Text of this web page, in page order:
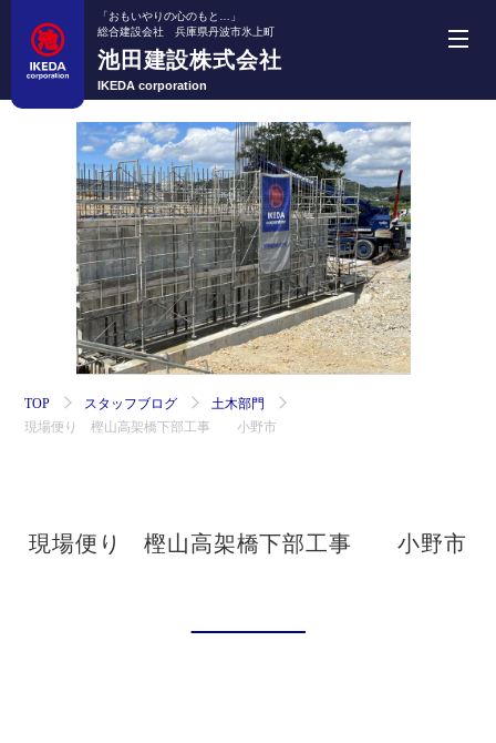
「おもいやりの心のもと…」
総合建設会社 兵庫県丹波市氷上町
池田建設株式会社
IKEDA corporation
TOP スタッフブログ
土木部門
現場便り 樫山高架橋下部工事 小野市
現場便り 樫山高架橋下部工事 小野市
池田建設株式会社
事業紹介
機械・車両紹介
施工実績
採用情報
お問い合わせ